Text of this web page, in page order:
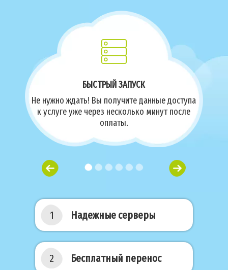
БЫСТРЫЙ ЗАПУСК
Не нужно ждать! Вы получите данные доступа
к услуге уже через несколько минут после
оплаты.
1 Надежные серверы
2 Бесплатный перенос